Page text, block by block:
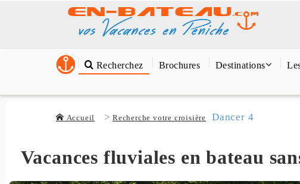
Recherchez Brochures Destinations
Accueil Recherche votre croisière Dancer 4
Vacances fluviales en bateau